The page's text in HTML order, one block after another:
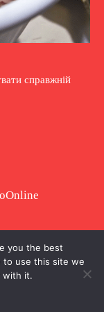
справжній
you the best
to use this site we
with it.